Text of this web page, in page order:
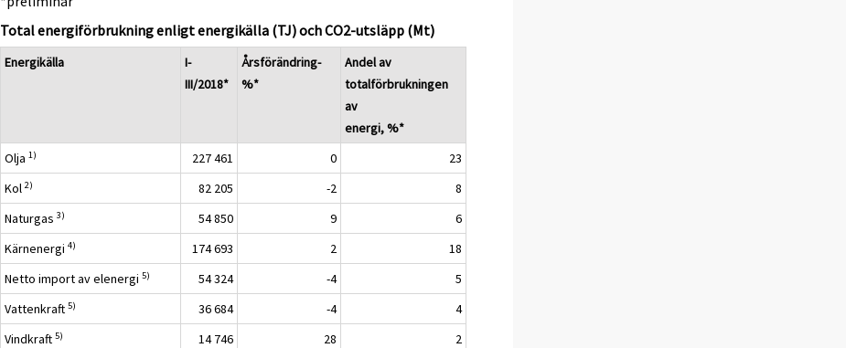
Total energiförbrukning enligt energikälla (TJ) och CO2-utsläpp (Mt)
Energikälla
I-
III/2018*
Årsförändring-
%*
Andel av
totalförbrukningen
av
energi, %*
Olja1) 227 461 0
23
Kol2) 82 205 -2
8
Naturgas3) 54 850 9
6
Kärnenergi4) 174 693 2
18
Netto import av elenergi5) 54 324 -4
5
Vattenkraft5) 36 684 -4
4
Vindkraft5) 14 746 28
2